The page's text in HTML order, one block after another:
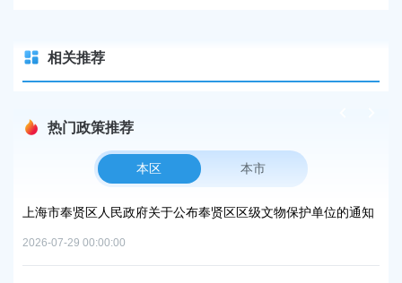
相关推荐
热门政策推荐
本区 本市
上海市奉贤区人民政府关于公布奉贤区区级文物保护单位的通知
2026-07-29 00:00:00